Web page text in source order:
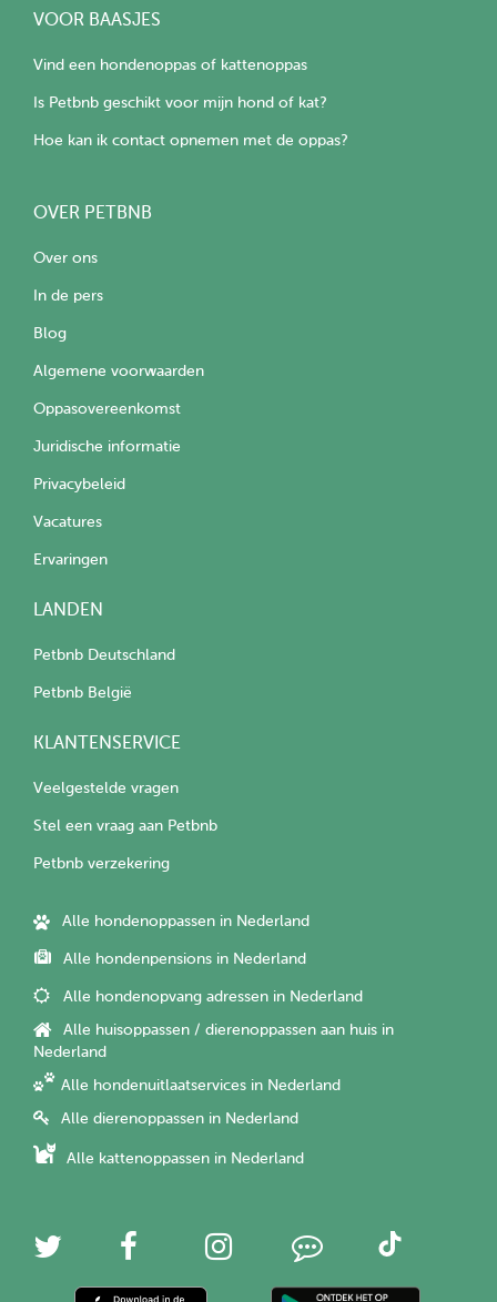
VOOR BAASJES
Vind een hondenoppas of kattenoppas
Is Petbnb geschikt voor mijn hond of kat?
Hoe kan ik contact opnemen met de oppas?
OVER PETBNB
Over ons
In de pers
Blog
Algemene voorwaarden
Oppasovereenkomst
Juridische informatie
Privacybeleid
Vacatures
Ervaringen
LANDEN
Petbnb Deutschland
Petbnb België
KLANTENSERVICE
Veelgestelde vragen
Stel een vraag aan Petbnb
Petbnb verzekering
Alle hondenoppassen in Nederland
Alle hondenpensions in Nederland
Alle hondenopvang adressen in Nederland
Alle huisoppassen / dierenoppassen aan huis in
Nederland
Alle hondenuitlaatservices in Nederland
Alle dierenoppassen in Nederland
Alle kattenoppassen in Nederland